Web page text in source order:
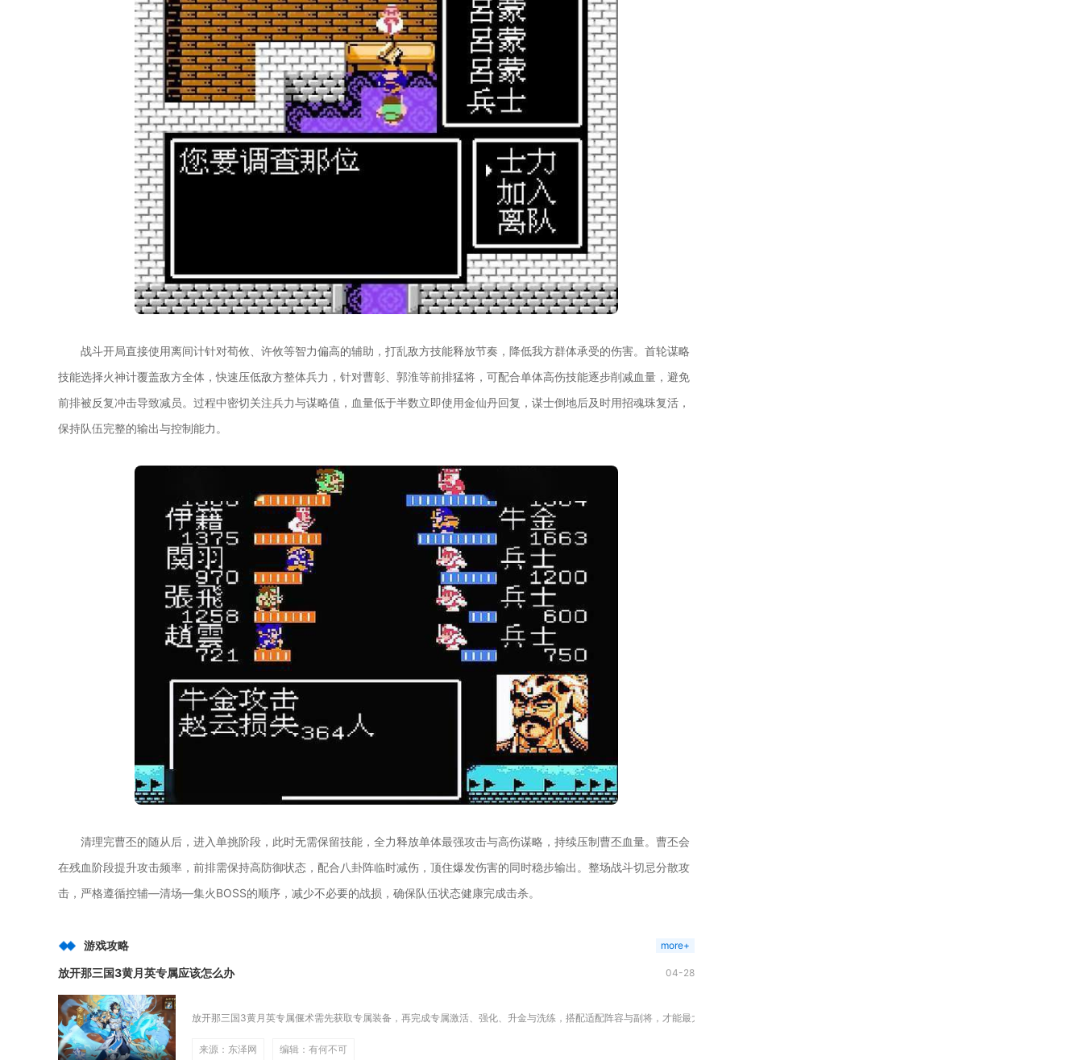
战斗开局直接使用离间计针对荀攸、许攸等智力偏高的辅助，打乱敌方技能释放节奏，降低我方群体承受的伤害。首轮谋略
技能选择火神计覆盖敌方全体，快速压低敌方整体兵力，针对曹彰、郭淮等前排猛将，可配合单体高伤技能逐步削减血量，避免
前排被反复冲击导致减员。过程中密切关注兵力与谋略值，血量低于半数立即使用金仙丹回复，谋士倒地后及时用招魂珠复活，
保持队伍完整的输出与控制能力。
清理完曹丕的随从后，进入单挑阶段，此时无需保留技能，全力释放单体最强攻击与高伤谋略，持续压制曹丕血量。曹丕会
在残血阶段提升攻击频率，前排需保持高防御状态，配合八卦阵临时减伤，顶住爆发伤害的同时稳步输出。整场战斗切忌分散攻
击，严格遵循控辅—清场—集火BOSS的顺序，减少不必要的战损，确保队伍状态健康完成击杀。
游戏攻略 more+
放开那三国3黄月英专属应该怎么办 04-28
放开那三国3黄月英专属偃术需先获取专属装备，再完成专属激活、强化、升金与洗练，搭配适配阵容与副将，才能最大化战力。黄月英...
来源：东泽网 编辑：有何不可